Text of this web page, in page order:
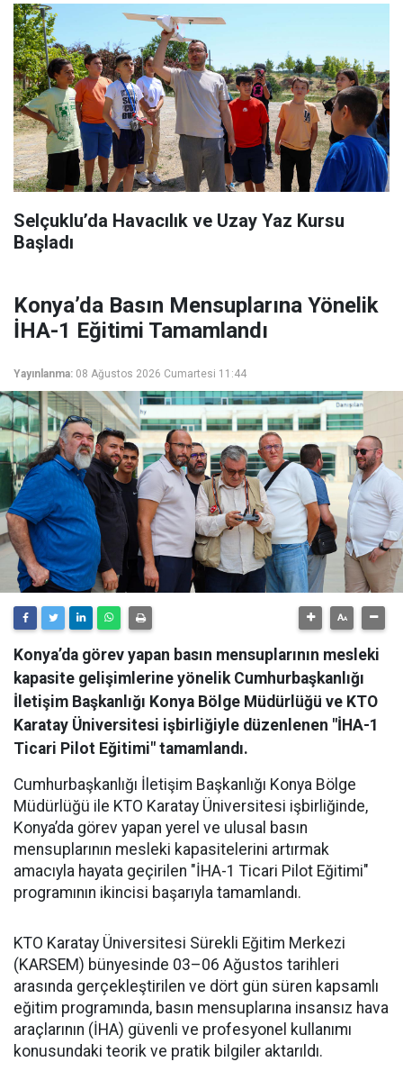
Selçuklu’da Havacılık ve Uzay Yaz Kursu
Başladı
Konya’da Basın Mensuplarına Yönelik
İHA-1 Eğitimi Tamamlandı
Yayınlanma: 08 Ağustos 2026 Cumartesi 11:44
Konya’da görev yapan basın mensuplarının mesleki
kapasite gelişimlerine yönelik Cumhurbaşkanlığı
İletişim Başkanlığı Konya Bölge Müdürlüğü ve KTO
Karatay Üniversitesi işbirliğiyle düzenlenen "İHA-1
Ticari Pilot Eğitimi" tamamlandı.
Cumhurbaşkanlığı İletişim Başkanlığı Konya Bölge
Müdürlüğü ile KTO Karatay Üniversitesi işbirliğinde,
Konya’da görev yapan yerel ve ulusal basın
mensuplarının mesleki kapasitelerini artırmak
amacıyla hayata geçirilen "İHA-1 Ticari Pilot Eğitimi"
programının ikincisi başarıyla tamamlandı.
KTO Karatay Üniversitesi Sürekli Eğitim Merkezi
(KARSEM) bünyesinde 03–06 Ağustos tarihleri
arasında gerçekleştirilen ve dört gün süren kapsamlı
eğitim programında, basın mensuplarına insansız hava
araçlarının (İHA) güvenli ve profesyonel kullanımı
konusundaki teorik ve pratik bilgiler aktarıldı.